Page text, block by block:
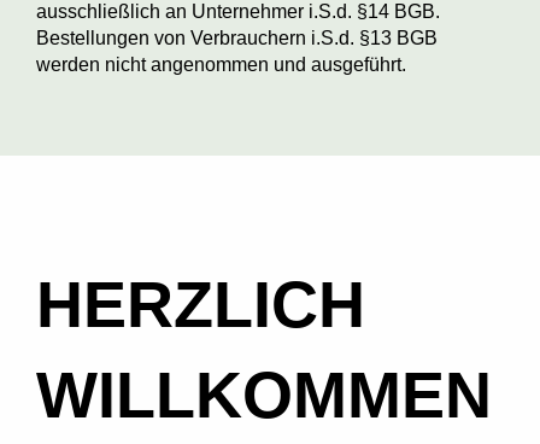
ausschließlich an Unternehmer i.S.d. §14 BGB.
Bestellungen von Verbrauchern i.S.d. §13 BGB
werden nicht angenommen und ausgeführt.
HERZLICH
WILLKOMMEN